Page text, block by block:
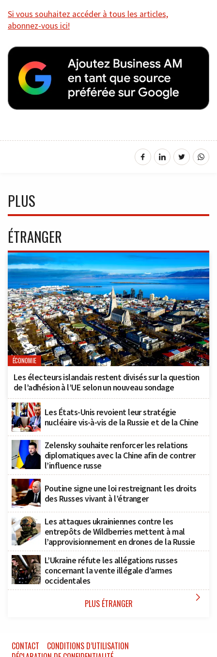
Si vous souhaitez accéder à tous les articles,
abonnez-vous ici!
PLUS
ÉTRANGER
ÉCONOMIE
Les électeurs islandais restent divisés sur la question
de l’adhésion à l’UE selon un nouveau sondage
Les États-Unis revoient leur stratégie
nucléaire vis-à-vis de la Russie et de la Chine
Zelensky souhaite renforcer les relations
diplomatiques avec la Chine afin de contrer
l’influence russe
Poutine signe une loi restreignant les droits
des Russes vivant à l’étranger
Les attaques ukrainiennes contre les
entrepôts de Wildberries mettent à mal
l’approvisionnement en drones de la Russie
L’Ukraine réfute les allégations russes
concernant la vente illégale d’armes
occidentales
PLUS ÉTRANGER 
CONTACT
CONDITIONS D’UTILISATION